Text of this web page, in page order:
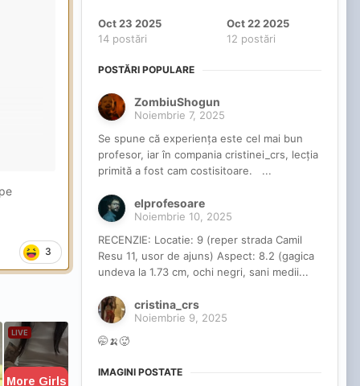
3
Oct 23 2025
14 postări
Oct 22 2025
12 postări
POSTĂRI POPULARE
ZombiuShogun
Noiembrie 7, 2025
Se spune că experiența este cel mai bun
profesor, iar în compania cristinei_crs, lecția
primită a fost cam costisitoare. ...
elprofesoare
Noiembrie 10, 2025
RECENZIE: Locatie: 9 (reper strada Camil
Resu 11, usor de ajuns) Aspect: 8.2 (gagica
undeva la 1.73 cm, ochi negri, sani medii...
cristina_crs
Noiembrie 9, 2025
🤭🍌🥵
IMAGINI POSTATE